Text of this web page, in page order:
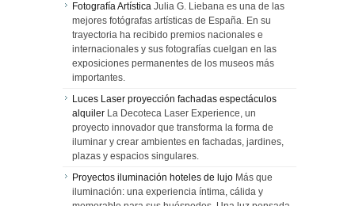
Fotografía Artística Julia G. Liebana es una de las
mejores fotógrafas artísticas de España. En su
trayectoria ha recibido premios nacionales e
internacionales y sus fotografías cuelgan en las
exposiciones permanentes de los museos más
importantes.
Luces Laser proyección fachadas espectáculos
alquiler La Decoteca Laser Experience, un
proyecto innovador que transforma la forma de
iluminar y crear ambientes en fachadas, jardines,
plazas y espacios singulares.
Proyectos iluminación hoteles de lujo Más que
iluminación: una experiencia íntima, cálida y